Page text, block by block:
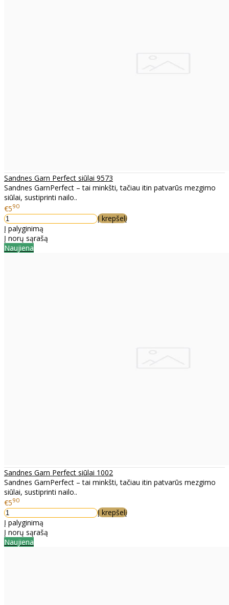
Sandnes Garn Perfect siūlai 9573
Sandnes GarnPerfect – tai minkšti, tačiau itin patvarūs mezgimo
siūlai, sustiprinti nailo..
€590
Į krepšelį
Į palyginimą
Į norų sąrašą
Naujiena
Sandnes Garn Perfect siūlai 1002
Sandnes GarnPerfect – tai minkšti, tačiau itin patvarūs mezgimo
siūlai, sustiprinti nailo..
€590
Į krepšelį
Į palyginimą
Į norų sąrašą
Naujiena